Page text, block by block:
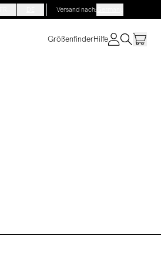
Versand nach:
GrößenfinderHilfe